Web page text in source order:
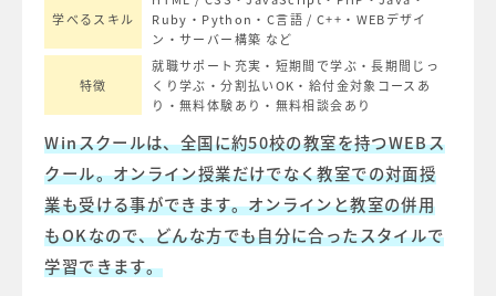
学べる スキル
Ruby ・Python ・C言語 / C++ ・WEBデザイ
ン ・サーバー構築 など
特徴
就職サポート充実 ・短期間で学ぶ ・長期間じっ
くり学ぶ ・分割払いOK ・給付金対象コースあ
り ・無料体験あり ・無料相談会あり
Winスクールは、全国に約50校の教室を持つWEBス
クール。オンライン授業だけでなく教室での対面授
業も受ける事ができます。オンラインと教室の併用
もOKなので、どんな方でも自分に合ったスタイルで
学習できます。